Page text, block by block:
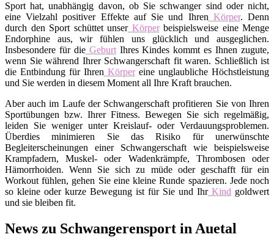
Sport hat, unabhängig davon, ob Sie schwanger sind oder nicht,
eine Vielzahl positiver Effekte auf Sie und Ihren Körper. Denn
durch den Sport schüttet unserKörperbeispielsweise eine Menge
Endorphine aus, wir fühlen uns glücklich und ausgeglichen.
Insbesondere für dieGeburtIhres Kindes kommt es Ihnen zugute,
wenn Sie während Ihrer Schwangerschaft fit waren. Schließlich ist
die Entbindung für Ihren Körpereine unglaubliche Höchstleistung
und Sie werden in diesem Moment all Ihre Kraft brauchen.
Aber auch im Laufe der Schwangerschaft profitieren Sie von Ihren
Sportübungen bzw. Ihrer Fitness. Bewegen Sie sich regelmäßig,
leiden Sie weniger unter Kreislauf- oder Verdauungsproblemen.
Überdies minimieren Sie das Risiko für unerwünschte
Begleiterscheinungen einer Schwangerschaft wie beispielsweise
Krampfadern, Muskel- oder Wadenkrämpfe, Thrombosen oder
Hämorrhoiden. Wenn Sie sich zu müde oder geschafft für ein
Workout fühlen, gehen Sie eine kleine Runde spazieren. Jede noch
so kleine oder kurze Bewegung ist für Sie und IhrKind goldwert
und sie bleiben fit.
News zu Schwangerensport in Auetal